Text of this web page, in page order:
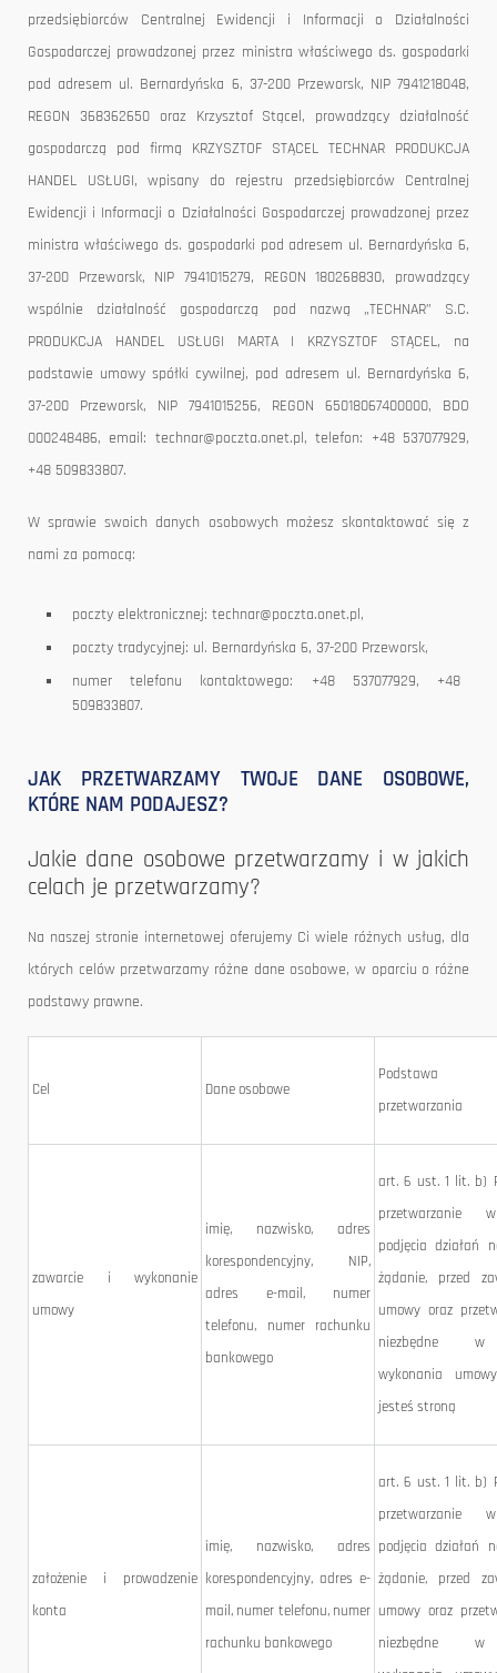
przedsiębiorców Centralnej Ewidencji i Informacji o Działalności
Gospodarczej prowadzonej przez ministra właściwego ds. gospodarki
pod adresem ul. Bernardyńska 6, 37-200 Przeworsk, NIP 7941218048,
REGON 368362650 oraz Krzysztof Stącel, prowadzący działalność
gospodarczą pod firmą KRZYSZTOF STĄCEL TECHNAR PRODUKCJA
HANDEL USŁUGI, wpisany do rejestru przedsiębiorców Centralnej
Ewidencji i Informacji o Działalności Gospodarczej prowadzonej przez
ministra właściwego ds. gospodarki pod adresem ul. Bernardyńska 6,
37-200 Przeworsk, NIP 7941015279, REGON 180268830, prowadzący
wspólnie działalność gospodarczą pod nazwą „TECHNAR” S.C.
PRODUKCJA HANDEL USŁUGI MARTA I KRZYSZTOF STĄCEL, na
podstawie umowy spółki cywilnej, pod adresem ul. Bernardyńska 6,
37-200 Przeworsk, NIP 7941015256, REGON 65018067400000, BDO
000248486, email: technar@poczta.onet.pl, telefon: +48 537077929,
+48 509833807.
W sprawie swoich danych osobowych możesz skontaktować się z
nami za pomocą:
poczty elektronicznej: technar@poczta.onet.pl,
poczty tradycyjnej: ul. Bernardyńska 6, 37-200 Przeworsk,
numer telefonu kontaktowego: +48 537077929, +48
509833807.
JAK PRZETWARZAMY TWOJE DANE OSOBOWE,
KTÓRE NAM PODAJESZ?
Jakie dane osobowe przetwarzamy i w jakich
celach je przetwarzamy?
Na naszej stronie internetowej oferujemy Ci wiele różnych usług, dla
których celów przetwarzamy różne dane osobowe, w oparciu o różne
podstawy prawne.
Cel Dane osobowe
Podstawa
przetwarzania
zawarcie i wykonanie
umowy
imię, nazwisko, adres
korespondencyjny, NIP,
adres e-mail, numer
telefonu, numer rachunku
bankowego
art. 6 ust. 1 lit. b)
przetwarzanie
podjęcia działań
żądanie, przed
umowy oraz
niezbędne
wykonania
jesteś stroną
założenie i prowadzenie
konta
imię, nazwisko, adres
korespondencyjny, adres e-
mail, numer telefonu, numer
rachunku bankowego
art. 6 ust. 1 lit. b)
przetwarzanie
podjęcia działań
żądanie, przed
umowy oraz
niezbędne